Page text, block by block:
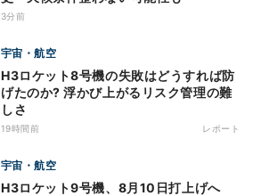
3分前
宇宙・航空
H3ロケット8号機の失敗はどうすれば防
げたのか? 浮かび上がるリスク管理の難
しさ
19時間前 レポート
宇宙・航空
H3ロケット9号機、8月10日打上げへ